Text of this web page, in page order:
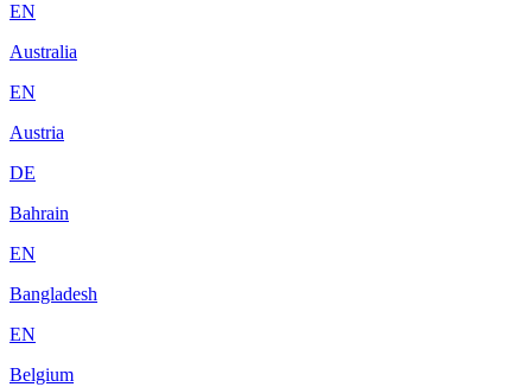
EN
Australia
EN
Austria
DE
Bahrain
EN
Bangladesh
EN
Belgium